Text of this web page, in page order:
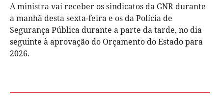
A ministra vai receber os sindicatos da GNR durante
a manhã desta sexta-feira e os da Polícia de
Segurança Pública durante a parte da tarde, no dia
seguinte à aprovação do Orçamento do Estado para
2026.